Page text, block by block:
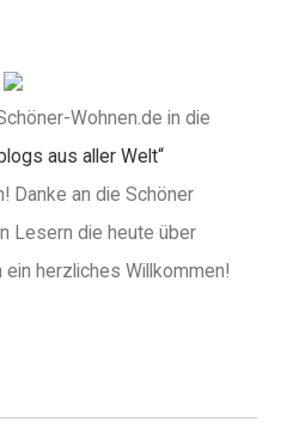
Wohnen.de in die
aus aller Welt“
Danke an die Schöner
Lesern die heute über
ein herzliches Willkommen!